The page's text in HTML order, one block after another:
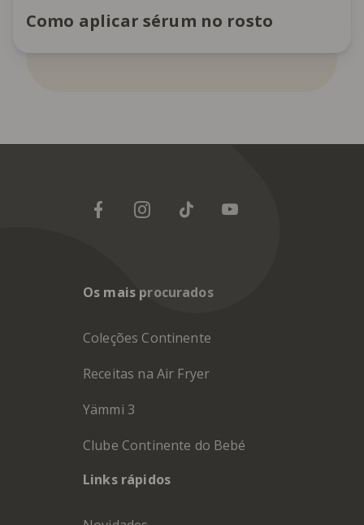
Como aplicar sérum no rosto
Os mais procurados
Coleções Continente
Receitas na Air Fryer
Yämmi 3
Clube Continente do Bebé
Links rápidos